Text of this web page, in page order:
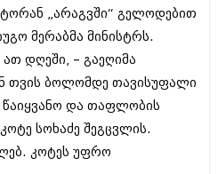
„არაგვში“ გელოდებით
მერაბმა მინისტრს.
დღეში, – გაეღიმა
თვის ბოლომდე თავისუფალი
წაიყვანო და თაფლობის
სოხაძე შეგცვლის.
კოტეს უფრო